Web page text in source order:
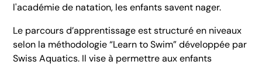
l'académie de natation, les enfants savent nager.
Le parcours d’apprentissage est structuré en niveaux
selon la méthodologie “Learn to Swim” développée par
Swiss Aquatics. Il vise à permettre aux enfants